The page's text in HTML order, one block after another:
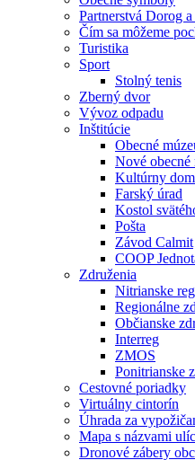
Partnerstvá Dorog a
Čím sa môžeme
Turistika
Sport
Stolný tenis
Zberný dvor
Vývoz odpadu
Inštitúcie
Obecné
Nové obecné
Kultúrny dom
Farský úrad
Kostol
Pošta
Závod Calmit
COOP
Združenia
Nitrianske
Regionálne
Občianske
Interreg
ZMOS
Ponitrianske
Cestovné poriadky
Virtuálny cintorín
Úhrada za
Mapa s názvami ulíc
Dronové zábery